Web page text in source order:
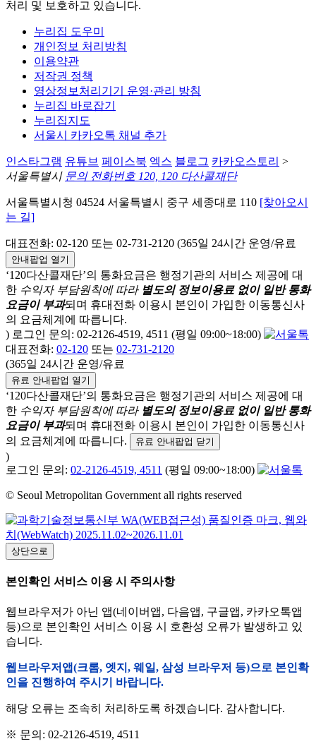
처리 및 보호하고 있습니다.
누리집 도우미
개인정보 처리방침
이용약관
저작권 정책
영상정보처리기기 운영·관리 방침
누리집 바로잡기
누리집지도
서울시 카카오톡 채널 추가
인스타그램 유튜브 페이스북 엑스 블로그 카카오스토리 >
서울특별시 문의 전화번호 120, 120 다산콜재단
서울특별시청 04524 서울특별시 중구 세종대로 110 [찾아오시
는 길]
대표전화: 02-120 또는 02-731-2120 (365일 24시간 운영/유료
안내팝업 열기
‘120다산콜재단’의 통화요금은 행정기관의 서비스 제공에 대
한 수익자 부담원칙에 따라 별도의 정보이용료 없이 일반 통화
요금이 부과되며 휴대전화 이용시 본인이 가입한 이동통신사
의 요금체계에 따릅니다.
) 로그인 문의: 02-2126-4519, 4511 (평일 09:00~18:00)
대표전화: 02-120 또는 02-731-2120
(365일 24시간 운영/유료
유료 안내팝업 열기
‘120다산콜재단’의 통화요금은 행정기관의 서비스 제공에 대
한 수익자 부담원칙에 따라 별도의 정보이용료 없이 일반 통화
요금이 부과되며 휴대전화 이용시 본인이 가입한 이동통신사
의 요금체계에 따릅니다.
유료 안내팝업 닫기
)
로그인 문의: 02-2126-4519, 4511 (평일 09:00~18:00)
© Seoul Metropolitan Government all rights reserved
상단으로
본인확인 서비스 이용 시 주의사항
웹브라우저가 아닌 앱(네이버앱, 다음앱, 구글앱, 카카오톡앱
등)으로 본인확인 서비스 이용 시 호환성 오류가 발생하고 있
습니다.
웹브라우저앱(크롬, 엣지, 웨일, 삼성 브라우저 등)으로 본인확
인을 진행하여 주시기 바랍니다.
해당 오류는 조속히 처리하도록 하겠습니다. 감사합니다.
※ 문의: 02-2126-4519, 4511